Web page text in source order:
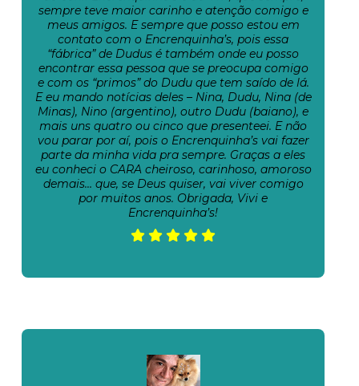
sempre teve maior carinho e atenção comigo e
meus amigos. E sempre que posso estou em
contato com o Encrenquinha’s, pois essa
“fábrica” de Dudus é também onde eu posso
encontrar essa pessoa que se preocupa comigo
e com os “primos” do Dudu que tem saído de lá.
E eu mando notícias deles – Nina, Dudu, Nina (de
Minas), Nino (argentino), outro Dudu (baiano), e
mais uns quatro ou cinco que presenteei. E não
vou parar por aí, pois o Encrenquinha’s vai fazer
parte da minha vida pra sempre. Graças a eles
eu conheci o CARA cheiroso, carinhoso, amoroso
demais… que, se Deus quiser, vai viver comigo
por muitos anos. Obrigada, Vivi e
Encrenquinha’s!